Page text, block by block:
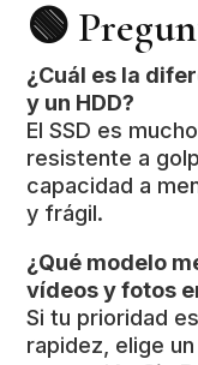
🟢
¿Cuál es la
y un HDD?
El SSD es
resistente a
capacidad a
y frágil.
¿Qué modelo
vídeos y fotos
Si tu prioridad
rapidez, elige